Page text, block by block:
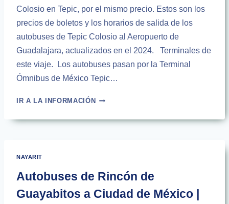
Colosio en Tepic, por el mismo precio. Estos son los
precios de boletos y los horarios de salida de los
autobuses de Tepic Colosio al Aeropuerto de
Guadalajara, actualizados en el 2024. Terminales de
este viaje. Los autobuses pasan por la Terminal
Ómnibus de México Tepic…
IR A LA INFORMACIÓNAUTOBUSES
TEPIC
GUDALAJARA
NAYARIT
Autobuses de Rincón de
Guayabitos a Ciudad de México |